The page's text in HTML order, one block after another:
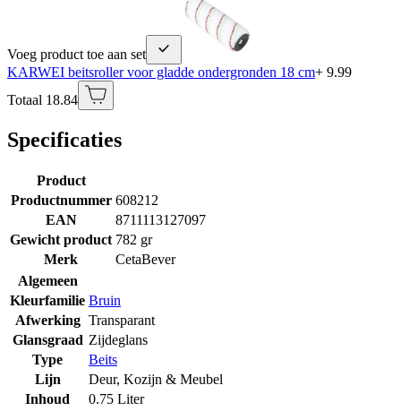
Voeg product toe aan set
KARWEI beitsroller voor gladde ondergronden 18 cm+ 9.99
Totaal 18.84
Specificaties
Product
Productnummer 608212
EAN
8711113127097
Gewicht product 782 gr
Merk
CetaBever
Algemeen
Kleurfamilie Bruin
Afwerking Transparant
Glansgraad Zijdeglans
Type
Beits
Lijn
Deur, Kozijn & Meubel
Inhoud
0.75 Liter